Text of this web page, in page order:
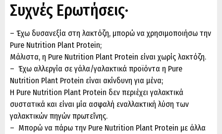
Συχνές Ερωτήσεις·
– Έχω δυσανεξία στη λακτόζη, μπορώ να χρησιμοποιήσω την
Pure Nutrition Plant Protein;
Μάλιστα, η Pure Nutrition Plant Protein είναι χωρίς λακτόζη.
– Έχω αλλεργία σε γάλα/γαλακτικά προϊόντα η Pure
Nutrition Plant Protein είναι ακίνδυνη για μένα;
Η Pure Nutrition Plant Protein δεν περιέχει γαλακτικά
συστατικά και είναι μία ασφαλή εναλλακτική λύση των
γαλακτικών πηγών πρωτεἴνης.
– Μπορώ να πάρω την Pure Nutrition Plant Protein με άλλα